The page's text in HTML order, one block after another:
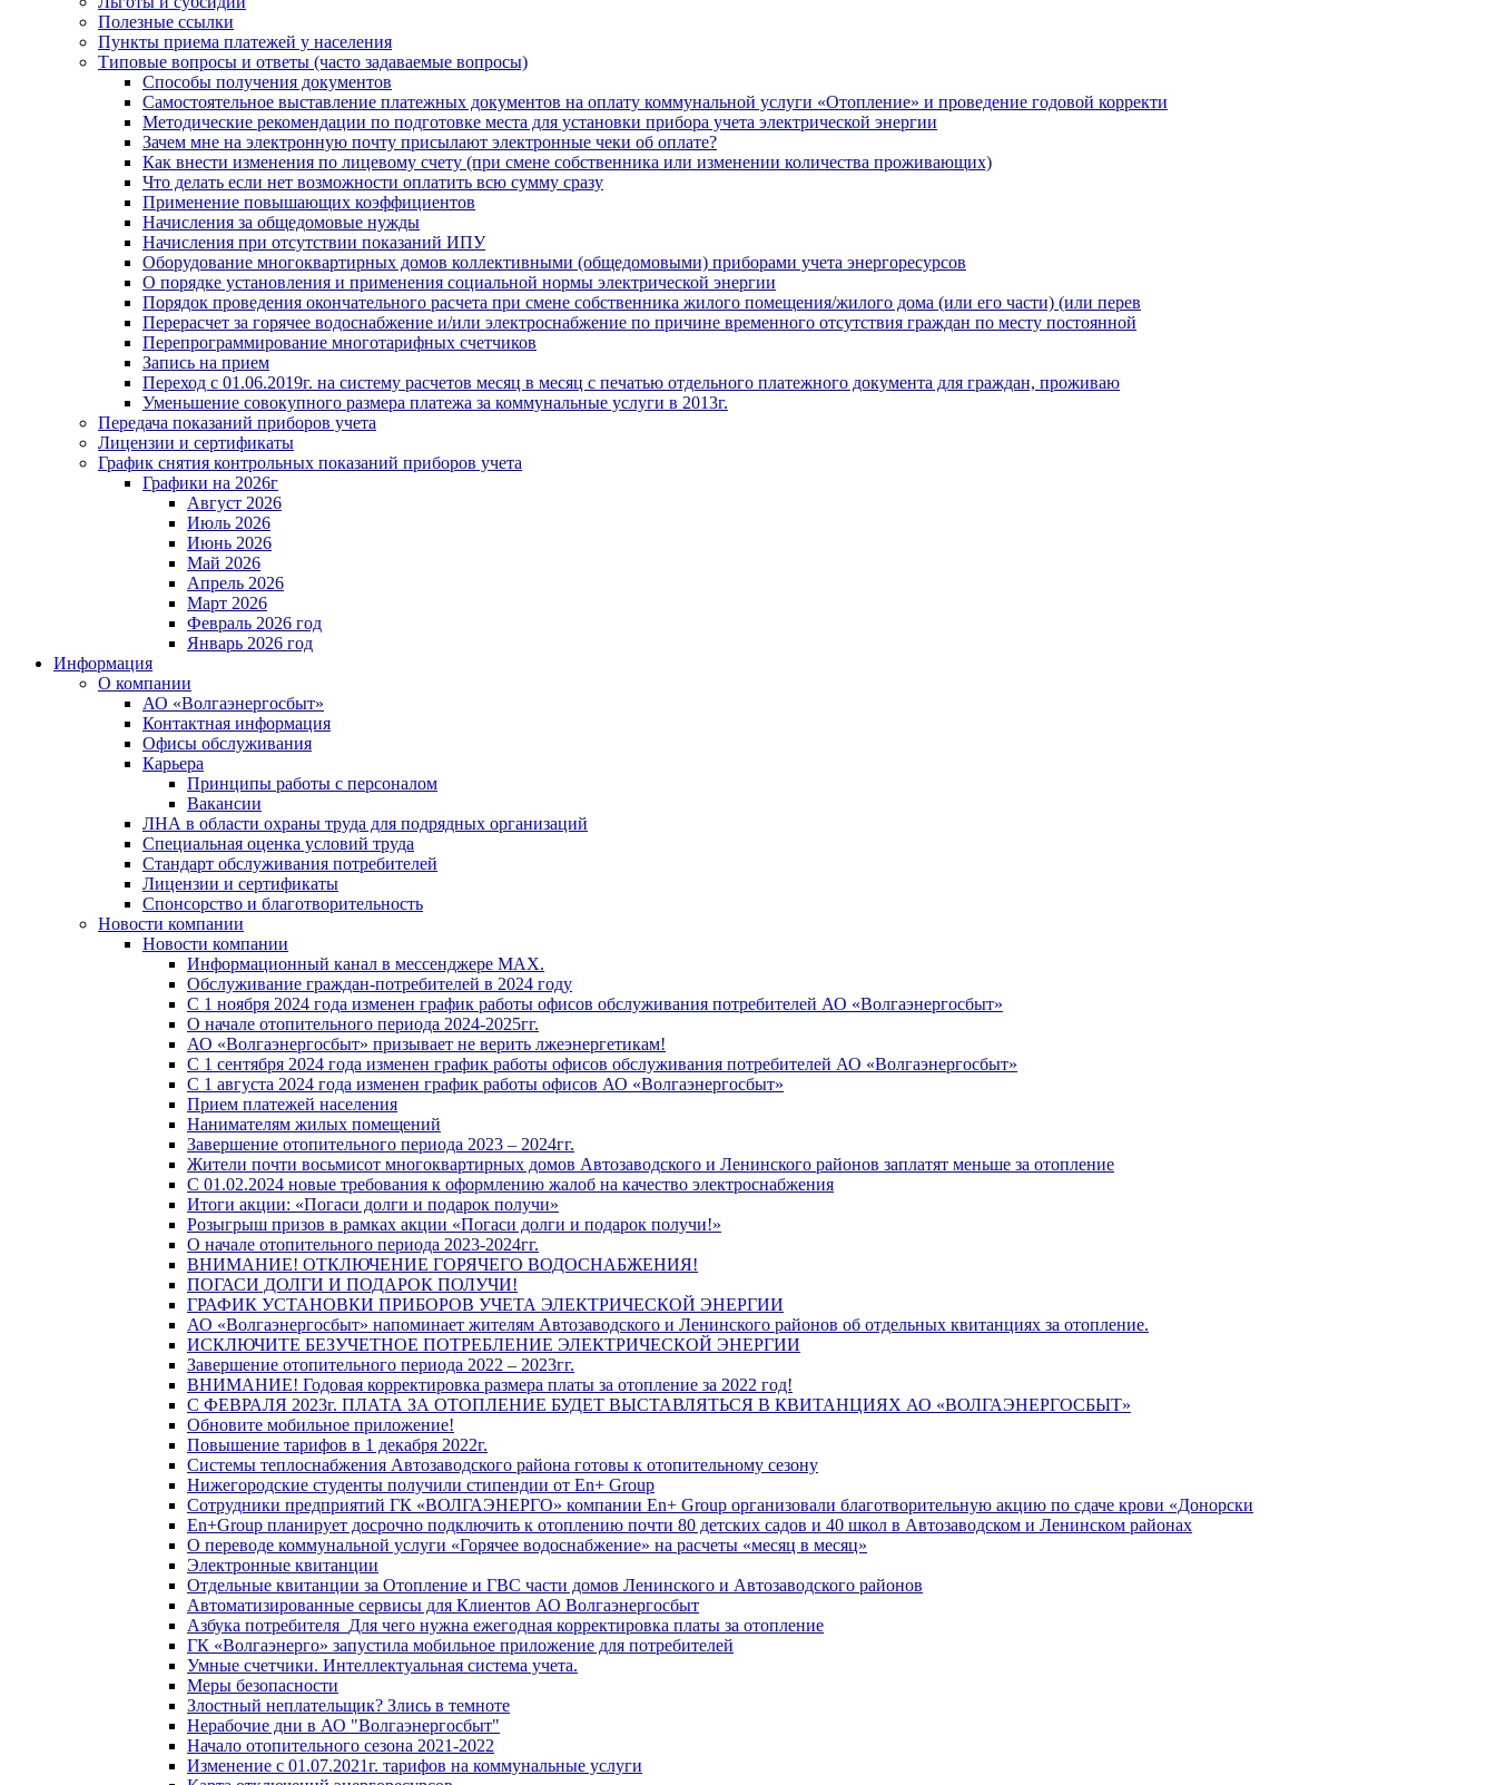
Полезные ссылки
Пункты приема платежей у населения
Типовые вопросы и ответы (часто задаваемые вопросы)
Способы получения документов
Самостоятельное выставление платежных документов на оплату коммунальной услуги «Отопление» и проведение годовой корректи
Методические рекомендации по подготовке места для установки прибора учета электрической энергии
Зачем мне на электронную почту присылают электронные чеки об оплате?
Как внести изменения по лицевому счету (при смене собственника или изменении количества проживающих)
Что делать если нет возможности оплатить всю сумму сразу
Применение повышающих коэффициентов
Начисления за общедомовые нужды
Начисления при отсутствии показаний ИПУ
Оборудование многоквартирных домов коллективными (общедомовыми) приборами учета энергоресурсов
О порядке установления и применения социальной нормы электрической энергии
Порядок проведения окончательного расчета при смене собственника жилого помещения/жилого дома (или его части) (или перев
Перерасчет за горячее водоснабжение и/или электроснабжение по причине временного отсутствия граждан по месту постоянной
Перепрограммирование многотарифных счетчиков
Запись на прием
Переход с 01.06.2019г. на систему расчетов месяц в месяц с печатью отдельного платежного документа для граждан, проживаю
Уменьшение совокупного размера платежа за коммунальные услуги в 2013г.
Передача показаний приборов учета
Лицензии и сертификаты
График снятия контрольных показаний приборов учета
Графики на 2026г
Август 2026
Июль 2026
Июнь 2026
Май 2026
Апрель 2026
Март 2026
Февраль 2026 год
Январь 2026 год
Информация
О компании
АО «Волгаэнергосбыт»
Контактная информация
Офисы обслуживания
Карьера
Принципы работы с персоналом
Вакансии
ЛНА в области охраны труда для подрядных организаций
Специальная оценка условий труда
Стандарт обслуживания потребителей
Лицензии и сертификаты
Спонсорство и благотворительность
Новости компании
Новости компании
Информационный канал в мессенджере MAX.
Обслуживание граждан-потребителей в 2024 году
С 1 ноября 2024 года изменен график работы офисов обслуживания потребителей АО «Волгаэнергосбыт»
О начале отопительного периода 2024-2025гг.
АО «Волгаэнергосбыт» призывает не верить лжеэнергетикам!
С 1 сентября 2024 года изменен график работы офисов обслуживания потребителей АО «Волгаэнергосбыт»
С 1 августа 2024 года изменен график работы офисов АО «Волгаэнергосбыт»
Прием платежей населения
Нанимателям жилых помещений
Завершение отопительного периода 2023 – 2024гг.
Жители почти восьмисот многоквартирных домов Автозаводского и Ленинского районов заплатят меньше за отопление
С 01.02.2024 новые требования к оформлению жалоб на качество электроснабжения
Итоги акции: «Погаси долги и подарок получи»
Розыгрыш призов в рамках акции «Погаси долги и подарок получи!»
О начале отопительного периода 2023-2024гг.
ВНИМАНИЕ! ОТКЛЮЧЕНИЕ ГОРЯЧЕГО ВОДОСНАБЖЕНИЯ!
ПОГАСИ ДОЛГИ И ПОДАРОК ПОЛУЧИ!
ГРАФИК УСТАНОВКИ ПРИБОРОВ УЧЕТА ЭЛЕКТРИЧЕСКОЙ ЭНЕРГИИ
АО «Волгаэнергосбыт» напоминает жителям Автозаводского и Ленинского районов об отдельных квитанциях за отопление.
ИСКЛЮЧИТЕ БЕЗУЧЕТНОЕ ПОТРЕБЛЕНИЕ ЭЛЕКТРИЧЕСКОЙ ЭНЕРГИИ
Завершение отопительного периода 2022 – 2023гг.
ВНИМАНИЕ! Годовая корректировка размера платы за отопление за 2022 год!
С ФЕВРАЛЯ 2023г. ПЛАТА ЗА ОТОПЛЕНИЕ БУДЕТ ВЫСТАВЛЯТЬСЯ В КВИТАНЦИЯХ АО «ВОЛГАЭНЕРГОСБЫТ»
Обновите мобильное приложение!
Повышение тарифов в 1 декабря 2022г.
Системы теплоснабжения Автозаводского района готовы к отопительному сезону
Нижегородские студенты получили стипендии от En+ Group
Сотрудники предприятий ГК «ВОЛГАЭНЕРГО» компании En+ Group организовали благотворительную акцию по сдаче крови «Донорски
En+Group планирует досрочно подключить к отоплению почти 80 детских садов и 40 школ в Автозаводском и Ленинском районах
О переводе коммунальной услуги «Горячее водоснабжение» на расчеты «месяц в месяц»
Электронные квитанции
Отдельные квитанции за Отопление и ГВС части домов Ленинского и Автозаводского районов
Автоматизированные сервисы для Клиентов АО Волгаэнергосбыт
Азбука потребителя_Для чего нужна ежегодная корректировка платы за отопление
ГК «Волгаэнерго» запустила мобильное приложение для потребителей
Умные счетчики. Интеллектуальная система учета.
Меры безопасности
Злостный неплательщик? Злись в темноте
Нерабочие дни в АО "Волгаэнергосбыт"
Начало отопительного сезона 2021-2022
Изменение с 01.07.2021г. тарифов на коммунальные услуги